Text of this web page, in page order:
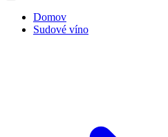
Domov
Sudové víno